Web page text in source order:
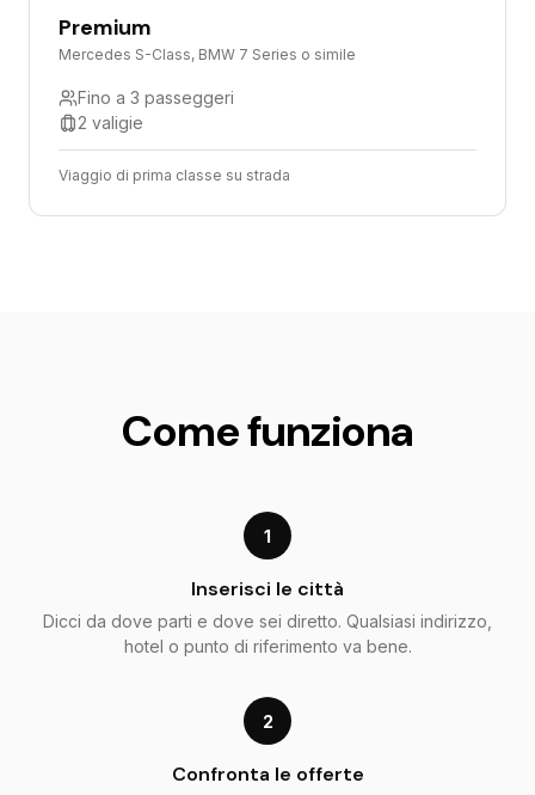
Premium
Mercedes S-Class, BMW 7 Series o simile
Fino a 3 passeggeri
2 valigie
Viaggio di prima classe su strada
Come funziona
1
Inserisci le città
Dicci da dove parti e dove sei diretto. Qualsiasi indirizzo,
hotel o punto di riferimento va bene.
2
Confronta le offerte